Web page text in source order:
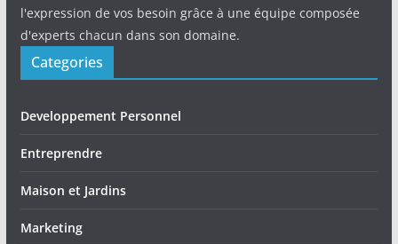
l'expression de vos besoin grâce à une équipe composée
d'experts chacun dans son domaine.
Categories
Developpement Personnel
Entreprendre
Maison et Jardins
Marketing